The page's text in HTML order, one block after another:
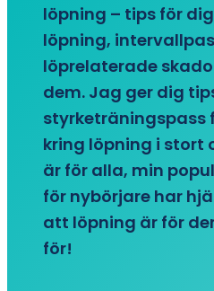
löpning – tips för
löpning,
löprelaterade
dem. Jag ger dig
styrketräningspass
kring löpning i stort
är för alla, min
för nybörjare har
att löpning är för
för!